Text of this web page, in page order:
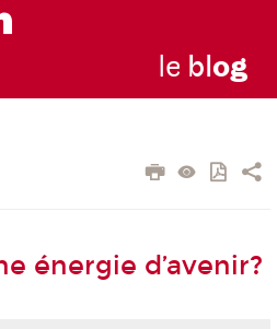
le blog
énergie d’avenir?